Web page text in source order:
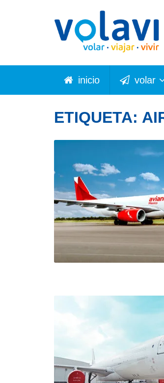
inicio volar
ETIQUETA: